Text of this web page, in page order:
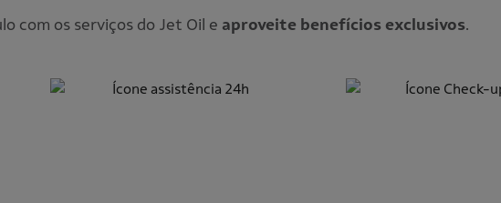
com os serviços do Jet Oil e aproveite benefícios exclusivos.